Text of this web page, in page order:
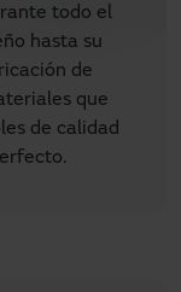
todo el
hasta su
de
que
de calidad